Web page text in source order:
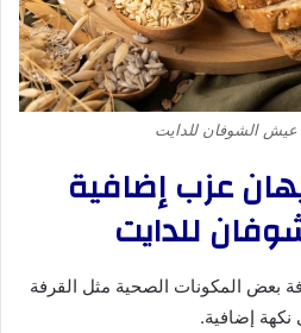
الشوفان للدايت
عزب إضافية
للدايت
بعض المكونات الصحية مثل القرفة
نكهة إضافية.